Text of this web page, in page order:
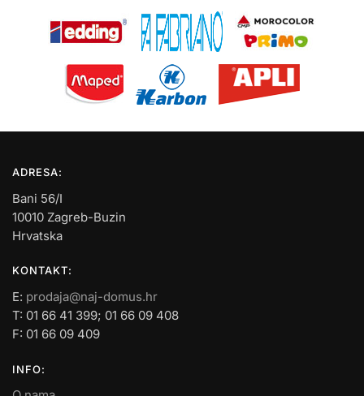
ADRESA:
Bani 56/I
10010 Zagreb-Buzin
Hrvatska
KONTAKT:
E: prodaja@naj-domus.hr
T: 01 66 41 399; 01 66 09 408
F: 01 66 09 409
INFO: